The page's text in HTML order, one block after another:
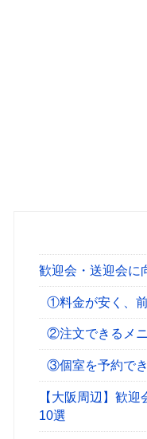
歓迎会・送迎会に
①料金が安く、
②注文できるメ
③個室を予約で
【大阪周辺】歓
10選